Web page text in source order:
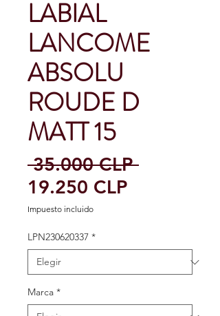
LABIAL
LANCOME
ABSOLU
ROUDE D
MATT 15
35.000 CLP Precio
19.250 CLP
Impuesto incluido
LPN230620337 *
Marca *